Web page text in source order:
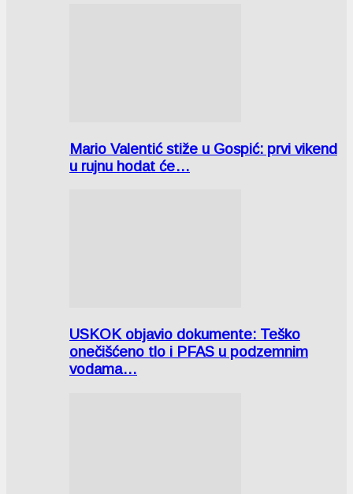
Mario Valentić stiže u Gospić: prvi vikend
u rujnu hodat će…
USKOK objavio dokumente: Teško
onečišćeno tlo i PFAS u podzemnim
vodama…